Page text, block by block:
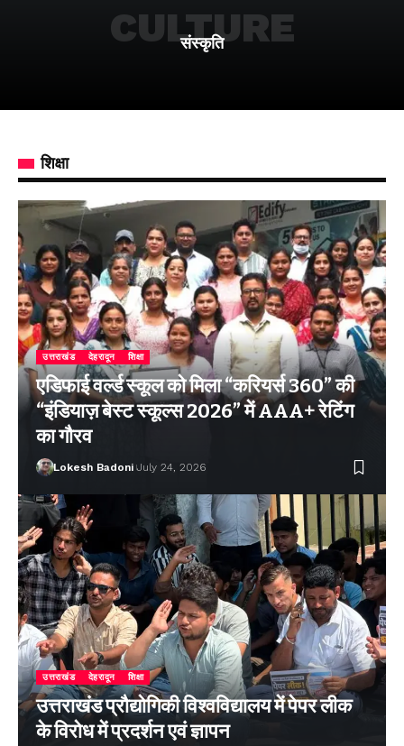
संस्कृति
CULTURE
शिक्षा
उत्तराखंड देहरादून शिक्षा
एडिफाई वर्ल्ड स्कूल को मिला “करियर्स 360” की
“इंडियाज़ बेस्ट स्कूल्स 2026” में AAA+ रेटिंग
का गौरव
Lokesh Badoni July 24, 2026
उत्तराखंड देहरादून शिक्षा
उत्तराखंड प्रौद्योगिकी विश्वविद्यालय में पेपर लीक
के विरोध में प्रदर्शन एवं ज्ञापन